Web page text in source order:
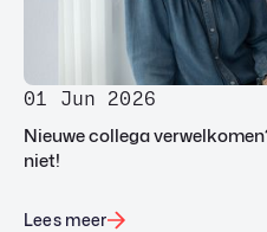
01 Jun 2026
Nieuwe collega
niet!
Lees meer